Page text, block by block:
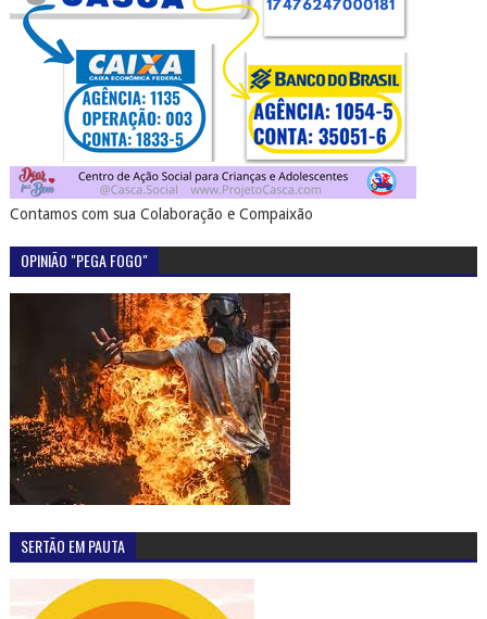
Contamos com sua Colaboração e Compaixão
OPINIÃO "PEGA FOGO"
SERTÃO EM PAUTA